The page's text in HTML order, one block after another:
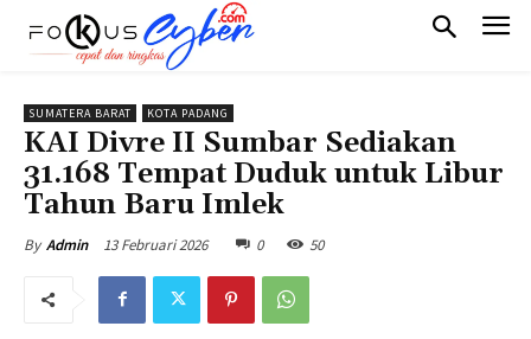
SUMATERA BARAT KOTA PADANG
KAI Divre II Sumbar Sediakan
31.168 Tempat Duduk untuk Libur
Tahun Baru Imlek
By Admin 13 Februari 2026 0 50